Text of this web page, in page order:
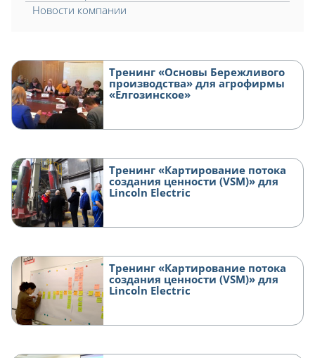
Новости компании
Тренинг «Основы Бережливого
производства» для агрофирмы
«Елгозинское»
Тренинг «Картирование потока
создания ценности (VSM)» для
Lincoln Electric
Тренинг «Картирование потока
создания ценности (VSM)» для
Lincoln Electric